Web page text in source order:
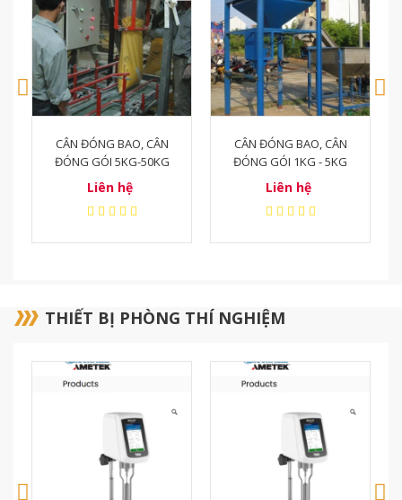
CÂN ĐÓNG BAO, CÂN
ĐÓNG GÓI 1KG - 5KG
Liên hệ
CÂN ĐÓNG BAO - ĐÓNG
GÓI
989.000.000₫
990.000.000₫
THIẾT BỊ PHÒNG THÍ NGHIỆM